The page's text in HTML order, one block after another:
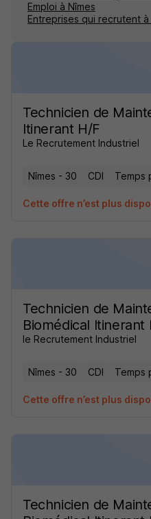
Emploi à Nîmes
Entreprises qui recrutent à
Technicien de
Itinerant H/F
Le Recrutement Industriel
Nîmes - 30 CDI Temps
Cette offre n’est plus
Technicien de
Biomédical Itinerant
le Recrutement Industriel
Nîmes - 30 CDI Temps
Cette offre n’est plus
Technicien de